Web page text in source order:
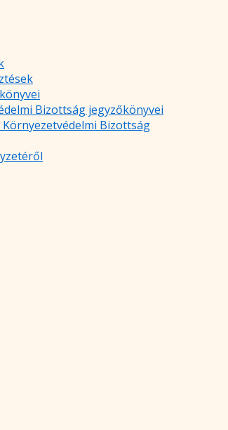
Bizottság jegyzőkönyvei
Bizottság